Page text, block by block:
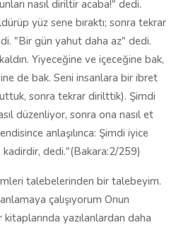
nasıl diriltir acaba!" dedi.
yüz sene bıraktı; sonra tekrar
"Bir gün yahut daha az" dedi.
Yiyeceğine ve içeceğine bak,
de bak. Seni insanlara bir ibret
sonra tekrar dirilttik). Şimdi
düzenliyor, sonra ona nasıl et
anlaşılınca: Şimdi iyice
dedi."(Bakara:2/259)
talebelerinden bir talebeyim.
çalışıyorum Onun
yazılanlardan daha